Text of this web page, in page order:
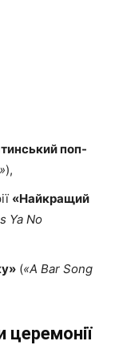
поп-
),
«Найкращий
Ya No
(«A Bar Song
церемонії